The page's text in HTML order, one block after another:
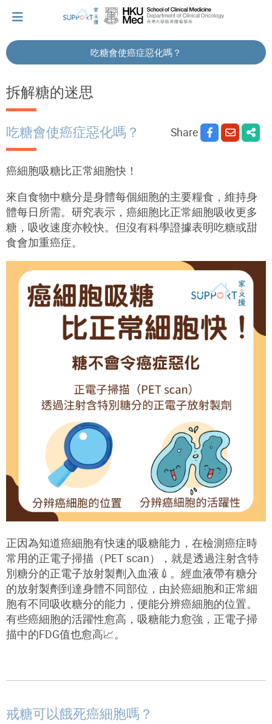
Let's walk together
Cherish every moment; love every day.
Let's take a break!
Tips and Resources
拆解糖的迷思
吃糖會使癌症惡化嗎？
Share
吃糖會使癌症惡化嗎？
癌細胞吸糖比正常細胞快！
來自食物中糖分是身體每個細胞的主要糧食，維持身
體每日所需。研究表示，癌細胞比正常細胞吸收更多
糖，吸收速度亦較快。但沒有科學證據表明吃糖或甜
食會加重癌症‍。
正因為知道癌細胞有快速的吸糖能力，在檢測癌症時
常用的正電子掃描（PET scan），就是透過注射含特
別糖分的正電子放射製劑入血液💉。經血液帶有糖分
的放射製劑到達身體不同部位，由於癌細胞和正常細
胞有不同吸收糖分的能力，便能分辨癌細胞的位置。
有些癌細胞的活躍性愈高，吸糖能力愈強，正電子掃
描中的FDG值也愈高📈。
戒糖可以餓死癌細胞嗎？